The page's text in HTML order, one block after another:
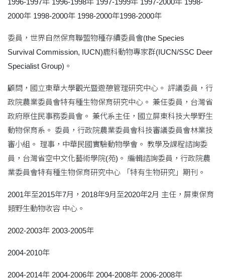
1996-1997年 1996-1998年 1997-1999年 1997-2000年 1998-
2000年 1998-2000年 1998-2000年1998-2000年
委員，世界自然保育聯盟物種存續委員會(the Species
Survival Commission, IUCN)鹿科動物專家群(IUCN/SSC Deer
Specialist Group)。
顧問，國立東華大學觀光暨遊憩管理研究中心。 評議委員，行
政院農業委員會特有種生物保育研究中心。 兼任委員，台灣省
政府原住民事務委員會。 兼代系主任，國立屏東科技大學野生
動物保育系。 委員，行政院農業委員會科技審議委員會林業技
審小組。 理事，中華民國實驗動物學會。 教學及課程諮詢委
員，台灣省空中文化藝術學院(苑)。 編輯諮詢委員，行政院農
業委員會特有種生物保育研究中心 「特有生物研究」期刊。
2001年至2015年7月，2018年9月至2020年2月 主任，屏東保育
類野生動物收容 中心。
2002-2003年 2003-2005年
2004-2010年
2004-2014年 2004-2006年 2004-2008年 2006-2008年